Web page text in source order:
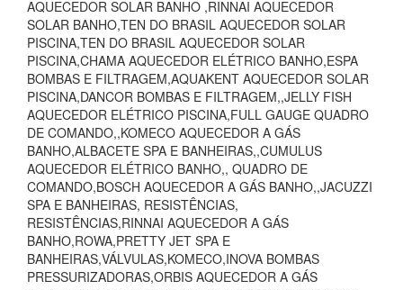
AQUECEDOR SOLAR BANHO ,RINNAI AQUECEDOR
SOLAR BANHO,TEN DO BRASIL AQUECEDOR SOLAR
PISCINA,TEN DO BRASIL AQUECEDOR SOLAR
PISCINA,CHAMA AQUECEDOR ELÉTRICO BANHO,ESPA
BOMBAS E FILTRAGEM,AQUAKENT AQUECEDOR SOLAR
PISCINA,DANCOR BOMBAS E FILTRAGEM,,JELLY FISH
AQUECEDOR ELÉTRICO PISCINA,FULL GAUGE QUADRO
DE COMANDO,,KOMECO AQUECEDOR A GÁS
BANHO,ALBACETE SPA E BANHEIRAS,,CUMULUS
AQUECEDOR ELÉTRICO BANHO,, QUADRO DE
COMANDO,BOSCH AQUECEDOR A GÁS BANHO,,JACUZZI
SPA E BANHEIRAS, RESISTÊNCIAS,
RESISTÊNCIAS,RINNAI AQUECEDOR A GÁS
BANHO,ROWA,PRETTY JET SPA E
BANHEIRAS,VÁLVULAS,KOMECO,INOVA BOMBAS
PRESSURIZADORAS,ORBIS AQUECEDOR A GÁS